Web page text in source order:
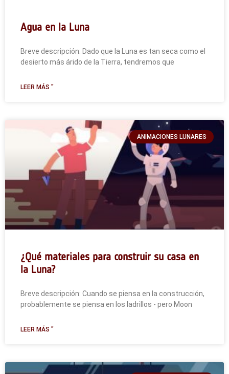
Agua en la Luna
Breve descripción: Dado que la Luna es tan seca como el
desierto más árido de la Tierra, tendremos que
LEER MÁS "
ANIMACIONES LUNARES
¿Qué materiales para construir su casa en
la Luna?
Breve descripción: Cuando se piensa en la construcción,
probablemente se piensa en los ladrillos - pero Moon
LEER MÁS "